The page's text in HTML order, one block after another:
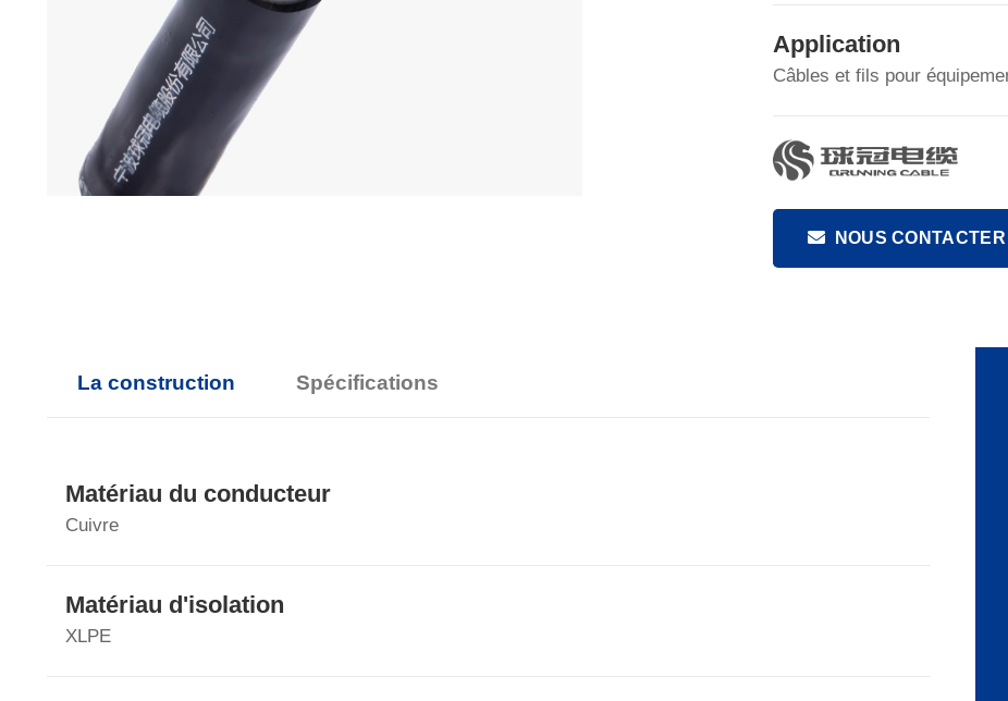
Application
Câbles et fils pour
NOUS CONTACTER
La construction Spécifications
Matériau du conducteur
Cuivre
Matériau d'isolation
XLPE